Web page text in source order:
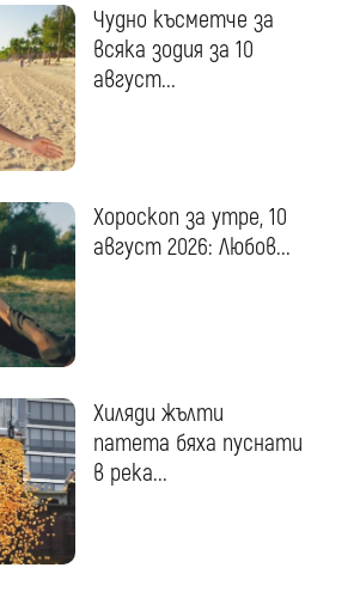
Чудно късметче за
всяка зодия за 10
август...
Хороскоп за утре, 10
август 2026: Любов...
Хиляди жълти
патета бяха пуснати
в река...